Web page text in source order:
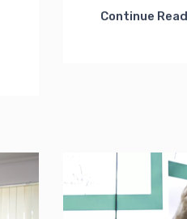
Continue